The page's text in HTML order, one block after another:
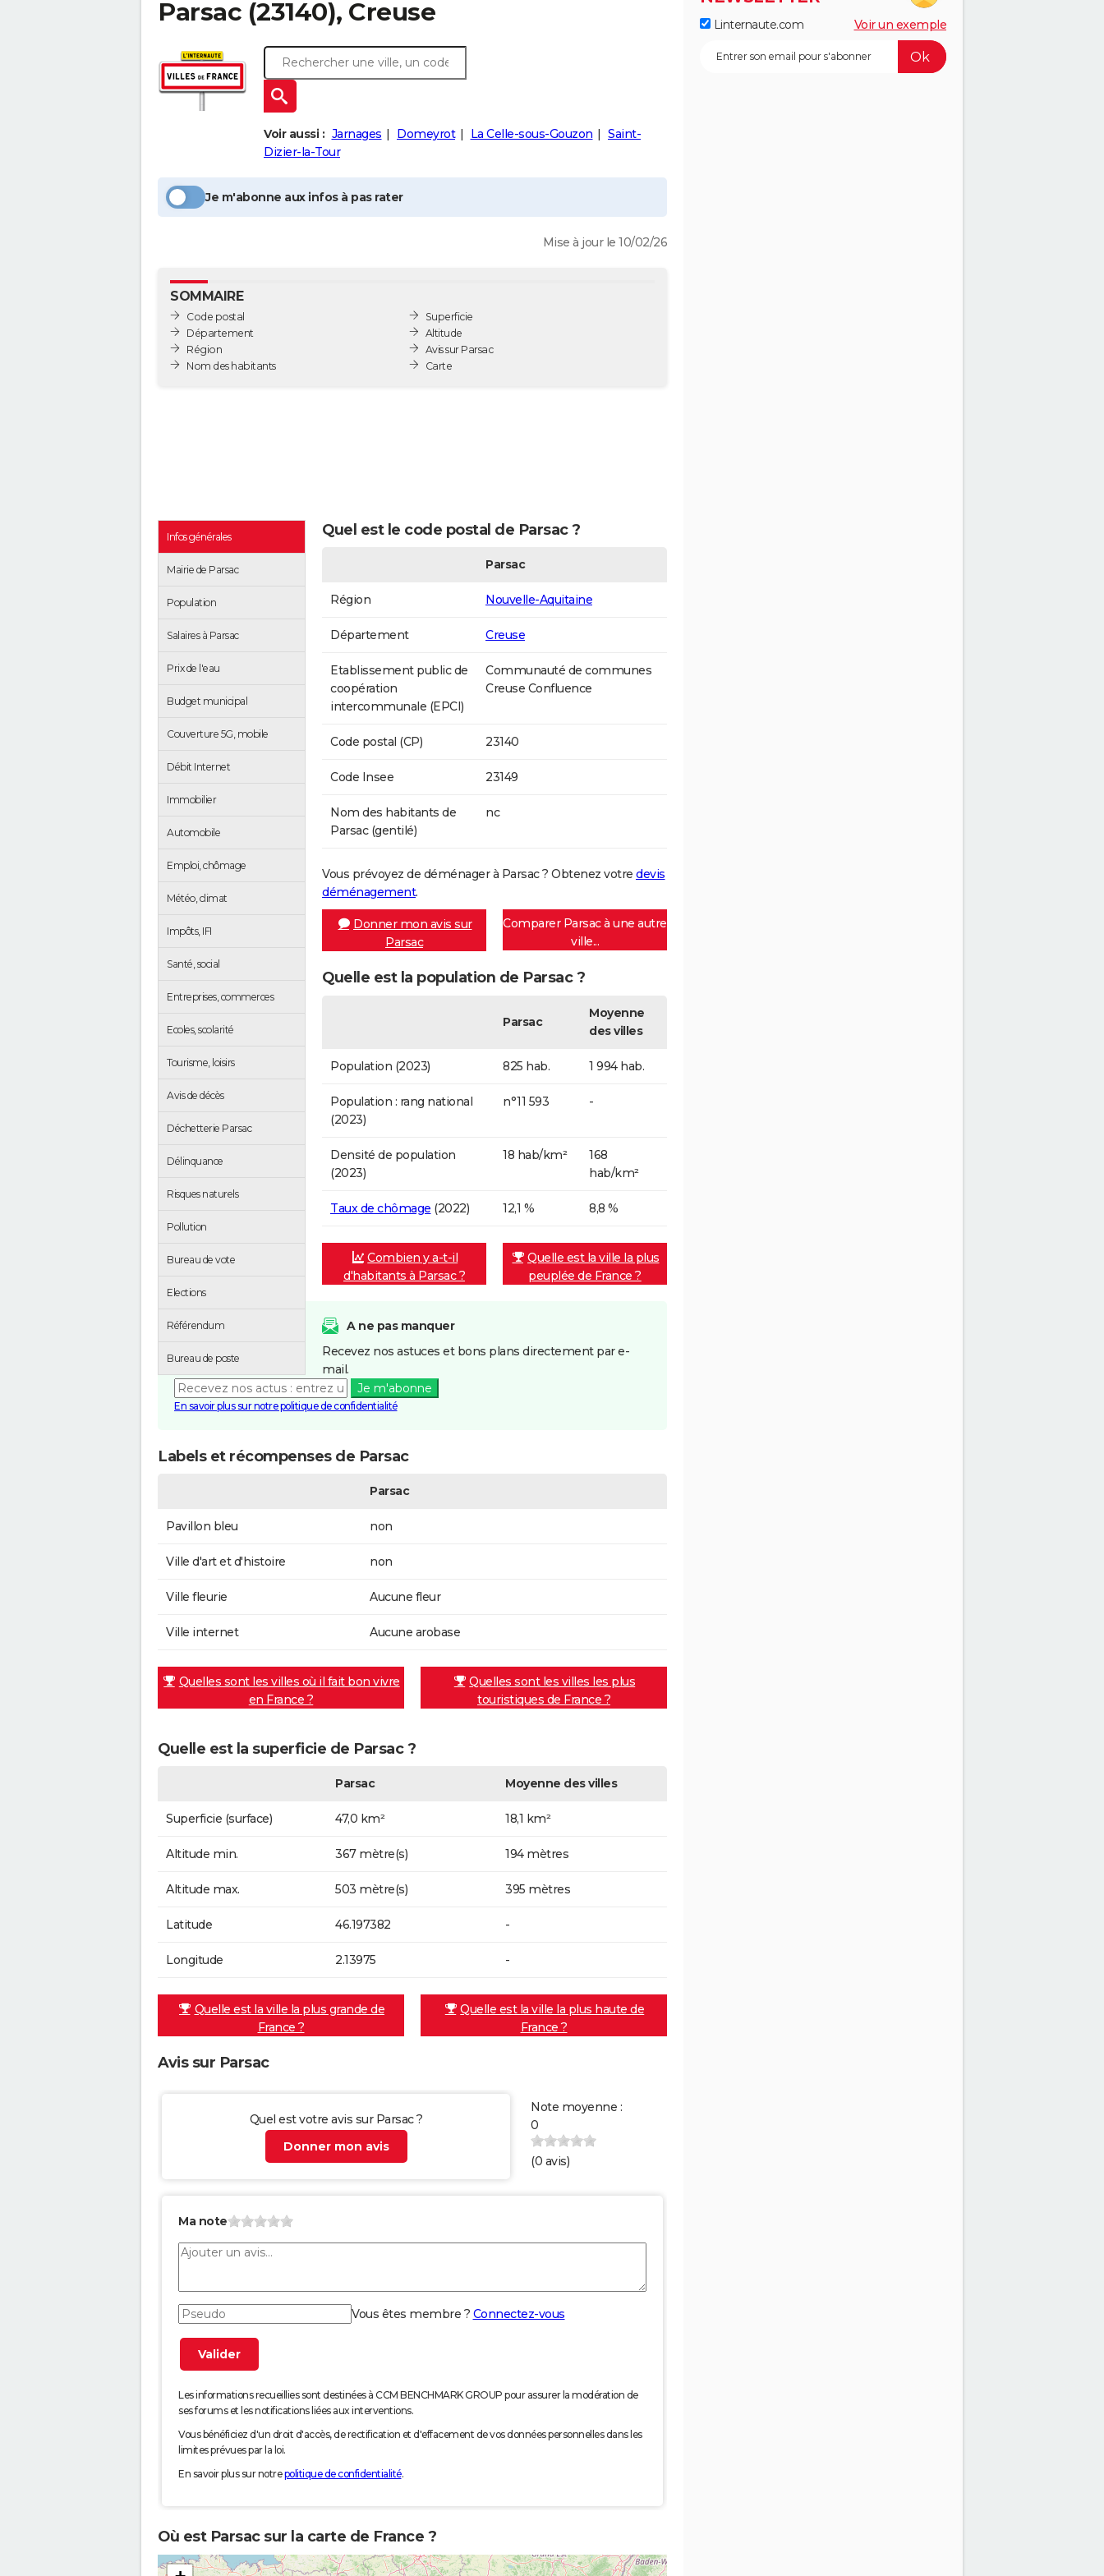
Parsac (23140), Creuse
Voir aussi : Jarnages Domeyrot La Celle-sous-Gouzon
Saint-
Dizier-la-Tour
Je m'abonne aux infos à pas rater
Mise à jour le 10/02/26
SOMMAIRE
Code postal
Département
Région
Nom des habitants
Superficie
Altitude
Avis sur Parsac
Carte
Infos générales
Mairie de Parsac
Population
Salaires à Parsac
Prix de l'eau
Budget municipal
Couverture 5G, mobile
Débit Internet
Immobilier
Automobile
Emploi, chômage
Météo, climat
Impôts, IFI
Santé, social
Entreprises, commerces
Ecoles, scolarité
Tourisme, loisirs
Avis de décès
Déchetterie Parsac
Délinquance
Risques naturels
Pollution
Bureau de vote
Elections
Référendum
Bureau de poste
Quel est le code postal de Parsac ?
Parsac
Région Nouvelle-Aquitaine
Département Creuse
Etablissement public de
coopération
intercommunale (EPCI)
Communauté de communes
Creuse Confluence
Code postal (CP) 23140
Code Insee 23149
Nom des habitants de
Parsac (gentilé)
nc
Vous prévoyez de déménager à Parsac ? Obtenez votre devis
déménagement.
Donner mon avis sur
Parsac
Comparer Parsac à une autre
ville...
Quelle est la population de Parsac ?
Parsac
Moyenne
des villes
Population (2023) 825 hab. 1 994 hab.
Population : rang national
(2023)
n°11 593 -
Densité de population
(2023)
18 hab/km²
168
hab/km²
Taux de chômage (2022) 12,1 % 8,8 %
Combien y a-t-il
d'habitants à Parsac ?
Quelle est la ville la plus
peuplée de France ?
A ne pas manquer
Recevez nos astuces et bons plans directement par e-
mail.
Je m'abonne
En savoir plus sur notre politique de confidentialité
Labels et récompenses de Parsac
Parsac
Pavillon bleu non
Ville d'art et d'histoire non
Ville fleurie Aucune fleur
Ville internet Aucune arobase
Quelles sont les villes où il fait bon vivre
en France ?
Quelles sont les villes les plus
touristiques de France ?
Quelle est la superficie de Parsac ?
Parsac Moyenne des villes
Superficie (surface) 47,0 km² 18,1 km²
Altitude min. 367 mètre(s) 194 mètres
Altitude max. 503 mètre(s) 395 mètres
Latitude 46.197382 -
Longitude 2.13975 -
Quelle est la ville la plus grande de
France ?
Quelle est la ville la plus haute de
France ?
Avis sur Parsac
Quel est votre avis sur Parsac ?
Donner mon avis
Note moyenne :
0
(0 avis)
Ma note
Vous êtes membre ? Connectez-vous
Les informations recueillies sont destinées à CCM BENCHMARK GROUP pour assurer la modération de
ses forums et les notifications liées aux interventions.
Vous bénéficiez d'un droit d'accès, de rectification et d'effacement de vos données personnelles dans les
limites prévues par la loi.
En savoir plus sur notrepolitique de confidentialité.
Où est Parsac sur la carte de France ?
Linternaute.com Voir un exemple